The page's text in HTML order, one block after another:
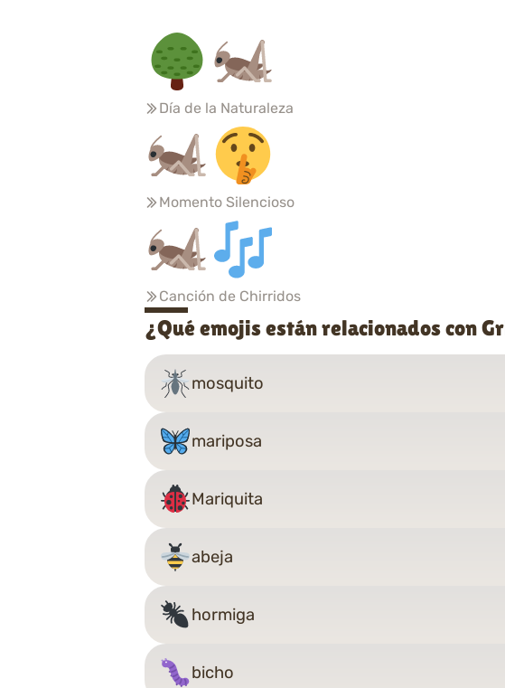
Día de la Naturaleza
Momento Silencioso
Canción de Chirridos
¿Qué emojis están relacionados con
mosquito
mariposa
Mariquita
abeja
hormiga
bicho